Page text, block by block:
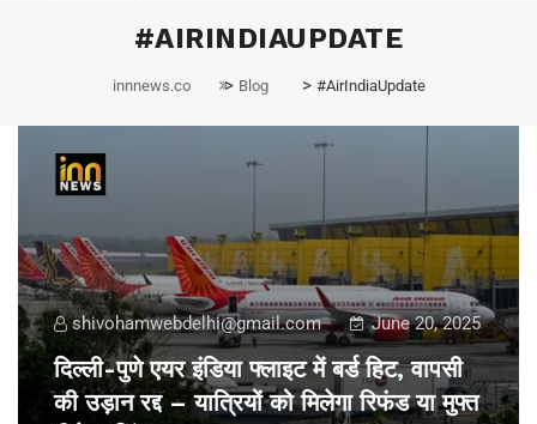
#AIRINDIAUPDATE
innnews.co > Blog > #AirIndiaUpdate
shivohamwebdelhi@gmail.com June 20, 2025
दिल्ली-पुणे एयर इंडिया फ्लाइट में बर्ड हिट, वापसी
की उड़ान रद्द – यात्रियों को मिलेगा रिफंड या मुफ्त